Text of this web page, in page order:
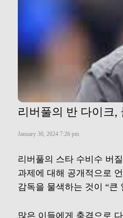
리버풀의 반 다이크,
January 30, 2024 7:26 pm
리버풀의 스타 수비수 버
과제에 대해 공개적으로
감독을 물색하는 것이 “큰
많은 이들에게 충격으로